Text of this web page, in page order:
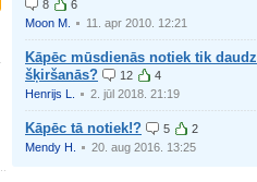
8
6
Moon M.
11. apr 2010. 12:21
Kāpēc mūsdienās notiek tik daudz
šķiršanās?
12
4
Henrijs L.
2. jūl 2018. 21:19
Kāpēc tā notiek!? 5
2
Mendy H.
20. aug 2016. 13:25